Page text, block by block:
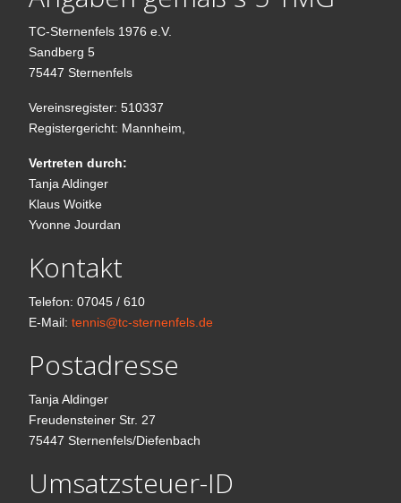
TC-Sternenfels 1976 e.V.
Sandberg 5
75447 Sternenfels
Vereinsregister: 510337
Registergericht: Mannheim,
Vertreten durch:
Tanja Aldinger
Klaus Woitke
Yvonne Jourdan
Kontakt
Telefon: 07045 / 610
E-Mail: tennis@tc-sternenfels.de
Postadresse
Tanja Aldinger
Freudensteiner Str. 27
75447 Sternenfels/Diefenbach
Umsatzsteuer-ID